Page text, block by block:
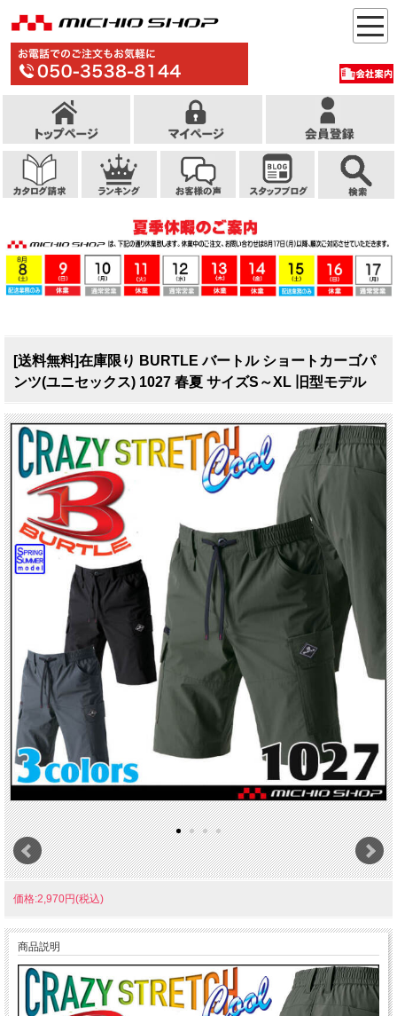
[送料無料]在庫限り BURTLE バートル ショートカーゴパ
ンツ(ユニセックス) 1027 春夏 サイズS～XL 旧型モデル
価格:2,970円(税込)
商品説明